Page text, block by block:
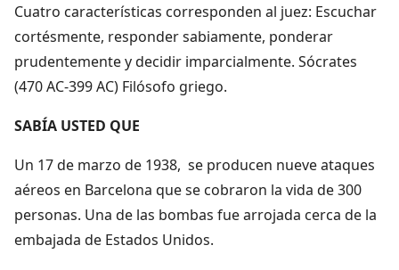
Cuatro características corresponden al juez: Escuchar
cortésmente, responder sabiamente, ponderar
prudentemente y decidir imparcialmente. Sócrates
(470 AC-399 AC) Filósofo griego.
SABÍA USTED QUE
Un 17 de marzo de 1938, se producen nueve ataques
aéreos en Barcelona que se cobraron la vida de 300
personas. Una de las bombas fue arrojada cerca de la
embajada de Estados Unidos.